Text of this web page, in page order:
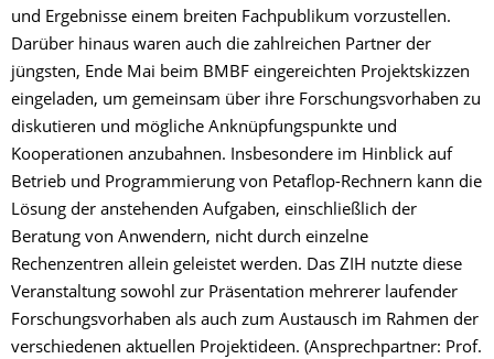
und Ergebnisse einem breiten Fachpublikum vorzustellen.
Darüber hinaus waren auch die zahlreichen Partner der
jüngsten, Ende Mai beim BMBF eingereichten Projektskizzen
eingeladen, um gemeinsam über ihre Forschungsvorhaben zu
diskutieren und mögliche Anknüpfungspunkte und
Kooperationen anzubahnen. Insbesondere im Hinblick auf
Betrieb und Programmierung von Petaflop-Rechnern kann die
Lösung der anstehenden Aufgaben, einschließlich der
Beratung von Anwendern, nicht durch einzelne
Rechenzentren allein geleistet werden. Das ZIH nutzte diese
Veranstaltung sowohl zur Präsentation mehrerer laufender
Forschungsvorhaben als auch zum Austausch im Rahmen der
verschiedenen aktuellen Projektideen. (Ansprechpartner: Prof.